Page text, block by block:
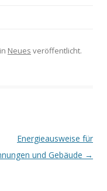
in Neues veröffentlicht.
Energieausweise für
und Gebäude →